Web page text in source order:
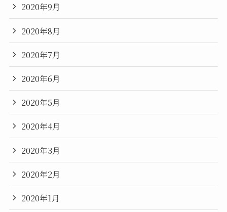
2020年9月
2020年8月
2020年7月
2020年6月
2020年5月
2020年4月
2020年3月
2020年2月
2020年1月